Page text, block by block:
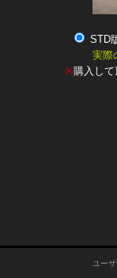
STD
実際
※購入して
ユー